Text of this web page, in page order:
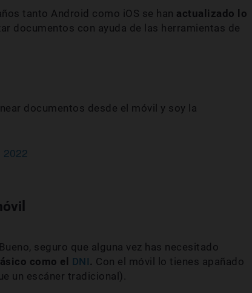
tanto Android como iOS se han actualizado lo
documentos con ayuda de las herramientas de
documentos desde el móvil y soy la
2022
seguro que alguna vez has necesitado
como el DNI. Con el móvil lo tienes apañado
un escáner tradicional).